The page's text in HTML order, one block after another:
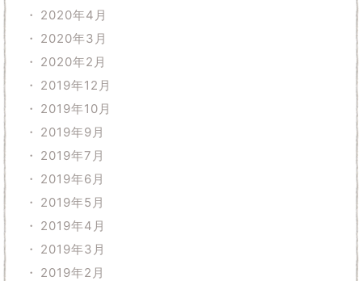
2020年4月
2020年3月
2020年2月
2019年12月
2019年10月
2019年9月
2019年7月
2019年6月
2019年5月
2019年4月
2019年3月
2019年2月